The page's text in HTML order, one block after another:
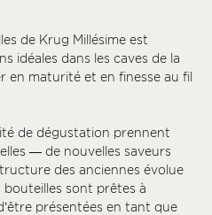
de Krug Millésime est
idéales dans les caves de la
en maturité et en finesse au fil
de dégustation prennent
— de nouvelles saveurs
des anciennes évolue
sont prêtes à
présentées en tant que